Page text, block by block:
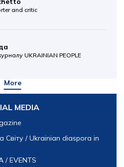
and critic
UKRAINIAN PEOPLE
More
MEDIA
Світу / Ukrainian diaspora in
/ EVENTS